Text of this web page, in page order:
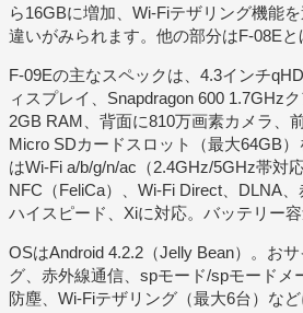
ら16GBに増加、Wi-Fiテザリング機能
違いがみられます。他の部分はF-08Eと
F-09Eの主なスペックは、4.3インチ
ィスプレイ、Snapdragon 600 1.7GHz
2GB RAM、背面に810万画素カメラ、
Micro SDカードスロット（最大64GB
はWi-Fi a/b/g/n/ac（2.4GHz/5GHz帯対
NFC（FeliCa）、Wi-Fi Direct、DLNA
ハイスピード、Xiに対応。バッテリー容
OSはAndroid 4.2.2（Jelly Bean）。お
グ、赤外線通信、spモード/spモードメ
防塵、Wi-Fiテザリング（最大6台）など